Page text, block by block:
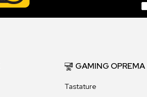
GAMING OPREMA
Tastature